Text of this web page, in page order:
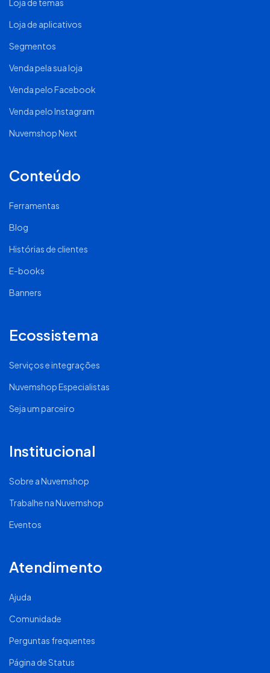
Loja de temas
Loja de aplicativos
Segmentos
Venda pela sua loja
Venda pelo Facebook
Venda pelo Instagram
Nuvemshop Next
Conteúdo
Ferramentas
Blog
Histórias de clientes
E-books
Banners
Ecossistema
Serviços e integrações
Nuvemshop Especialistas
Seja um parceiro
Institucional
Sobre a Nuvemshop
Trabalhe na Nuvemshop
Eventos
Atendimento
Ajuda
Comunidade
Perguntas frequentes
Página de Status